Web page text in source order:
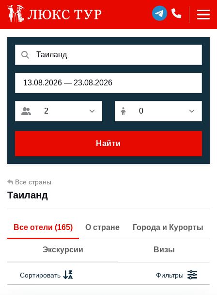
Найти
Все страны
Таиланд
Все отели (165) О стране Города и Курорты
Экскурсии Визы
Сортировать Фильтры